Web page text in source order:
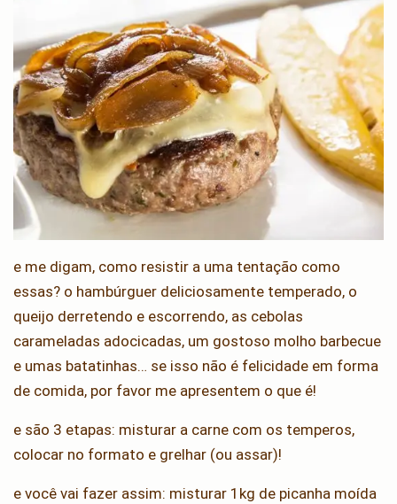
e me digam, como resistir a uma tentação como
essas? o hambúrguer deliciosamente temperado, o
queijo derretendo e escorrendo, as cebolas
carameladas adocicadas, um gostoso molho barbecue
e umas batatinhas… se isso não é felicidade em forma
de comida, por favor me apresentem o que é!
e são 3 etapas: misturar a carne com os temperos,
colocar no formato e grelhar (ou assar)!
e você vai fazer assim: misturar 1kg de picanha moída